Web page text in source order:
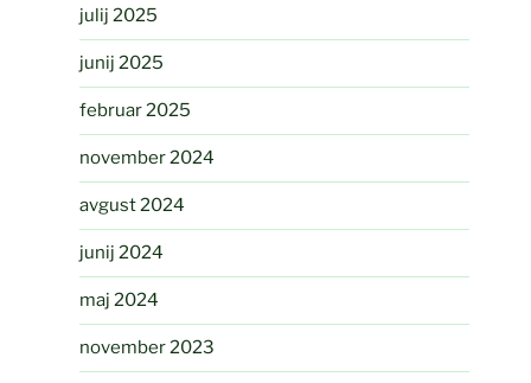
julij 2025
junij 2025
februar 2025
november 2024
avgust 2024
junij 2024
maj 2024
november 2023